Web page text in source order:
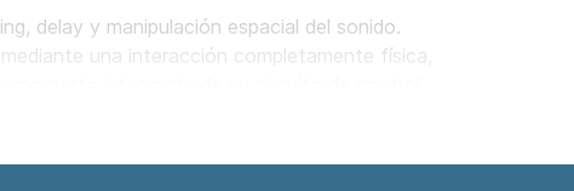
delay y manipulación espacial del sonido.
una interacción completamente física,